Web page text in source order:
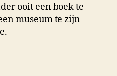
ooit een boek te
museum te zijn